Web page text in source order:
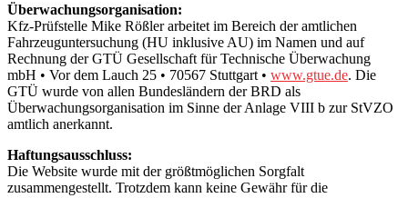
Überwachungsorganisation:
Kfz-Prüfstelle Mike Rößler arbeitet im Bereich der amtlichen
Fahrzeuguntersuchung (HU inklusive AU) im Namen und auf
Rechnung der GTÜ Gesellschaft für Technische Überwachung
mbH • Vor dem Lauch 25 • 70567 Stuttgart • www.gtue.de. Die
GTÜ wurde von allen Bundesländern der BRD als
Überwachungsorganisation im Sinne der Anlage VIII b zur StVZO
amtlich anerkannt.
Haftungsausschluss:
Die Website wurde mit der größtmöglichen Sorgfalt
zusammengestellt. Trotzdem kann keine Gewähr für die